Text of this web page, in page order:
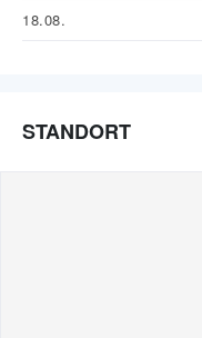
18.08.
STANDORT